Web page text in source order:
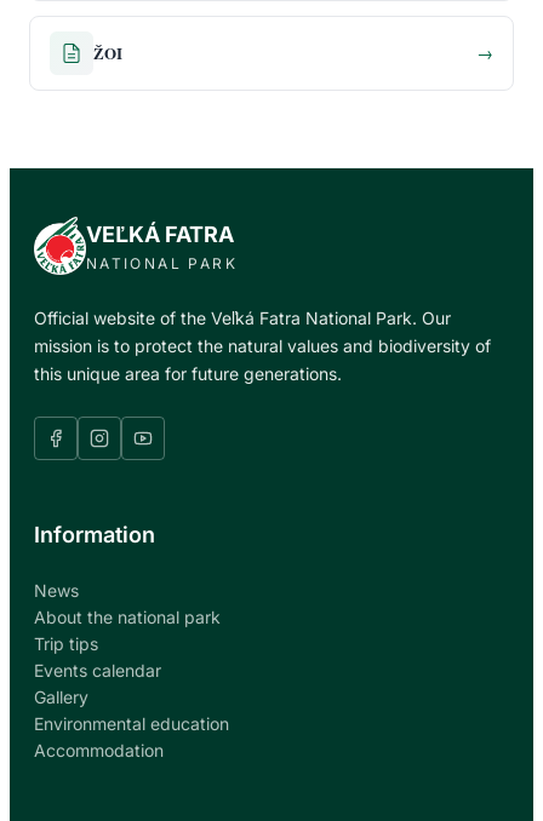
ŽOI →
VEĽKÁ FATRA
NATIONAL PARK
Official website of the Veľká Fatra National Park. Our
mission is to protect the natural values and biodiversity of
this unique area for future generations.
Information
News
About the national park
Trip tips
Events calendar
Gallery
Environmental education
Accommodation